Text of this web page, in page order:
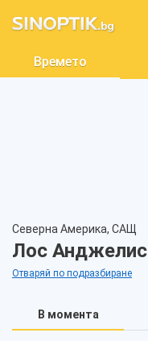
Времето
Северна Америка, САЩ
Лос Анджелис
Отваряй по подразбиране
В момента